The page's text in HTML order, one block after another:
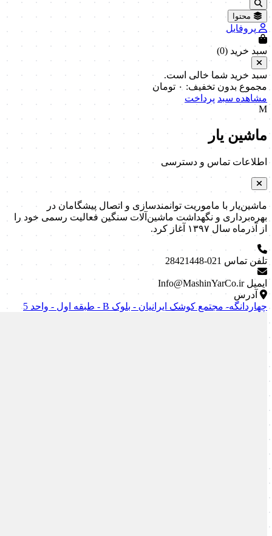
محتوا
پروفایل
سبد خرید (0
)
سبد خرید شما خالی است.
مجموع بدون تخفیف: ۰ تومان
مشاهده سبد پرداخت
M
ماشین یار
اطلاعات تماس و دسترسی
ماشین‌یار با ماموریت توانمندسازی و اتصال پیشگامان در
بهره‌برداری و نگهداشت ماشین‌آلات سنگین فعالیت رسمی خود را
از آذرماه سال ۱۳۹۷ آغاز کرد.
تلفن تماس 021-28421448
ایمیل Info@MashinYarCo.ir
آدرس
چهاردانگه- مجتمع کوشک ایرانیان - بلوک B - طبقه اول - واحد 5